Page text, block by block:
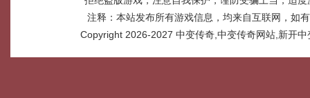
注释：本站发布所有游戏信息，均来自互联网，如
Copyright 2026-2027 中变传奇,中变传奇网站,新开